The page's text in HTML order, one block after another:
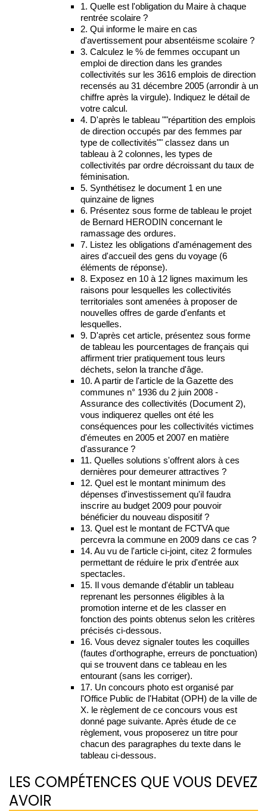
1. Quelle est l'obligation du Maire à chaque
rentrée scolaire ?
2. Qui informe le maire en cas
d'avertissement pour absentéisme scolaire ?
3. Calculez le % de femmes occupant un
emploi de direction dans les grandes
collectivités sur les 3616 emplois de direction
recensés au 31 décembre 2005 (arrondir à un
chiffre après la virgule). Indiquez le détail de
votre calcul.
4. D'après le tableau ""répartition des emplois
de direction occupés par des femmes par
type de collectivités"" classez dans un
tableau à 2 colonnes, les types de
collectivités par ordre décroissant du taux de
féminisation.
5. Synthétisez le document 1 en une
quinzaine de lignes
6. Présentez sous forme de tableau le projet
de Bernard HERODIN concernant le
ramassage des ordures.
7. Listez les obligations d'aménagement des
aires d'accueil des gens du voyage (6
éléments de réponse).
8. Exposez en 10 à 12 lignes maximum les
raisons pour lesquelles les collectivités
territoriales sont amenées à proposer de
nouvelles offres de garde d'enfants et
lesquelles.
9. D'après cet article, présentez sous forme
de tableau les pourcentages de français qui
affirment trier pratiquement tous leurs
déchets, selon la tranche d'âge.
10. A partir de l'article de la Gazette des
communes n° 1936 du 2 juin 2008 -
Assurance des collectivités (Document 2),
vous indiquerez quelles ont été les
conséquences pour les collectivités victimes
d'émeutes en 2005 et 2007 en matière
d'assurance ?
11. Quelles solutions s'offrent alors à ces
dernières pour demeurer attractives ?
12. Quel est le montant minimum des
dépenses d'investissement qu'il faudra
inscrire au budget 2009 pour pouvoir
bénéficier du nouveau dispositif ?
13. Quel est le montant de FCTVA que
percevra la commune en 2009 dans ce cas ?
14. Au vu de l'article ci-joint, citez 2 formules
permettant de réduire le prix d'entrée aux
spectacles.
15. Il vous demande d'établir un tableau
reprenant les personnes éligibles à la
promotion interne et de les classer en
fonction des points obtenus selon les critères
précisés ci-dessous.
16. Vous devez signaler toutes les coquilles
(fautes d'orthographe, erreurs de ponctuation)
qui se trouvent dans ce tableau en les
entourant (sans les corriger).
17. Un concours photo est organisé par
l'Office Public de l'Habitat (OPH) de la ville de
X. le règlement de ce concours vous est
donné page suivante. Après étude de ce
règlement, vous proposerez un titre pour
chacun des paragraphes du texte dans le
tableau ci-dessous.
LES COMPÉTENCES QUE VOUS DEVEZ
AVOIR